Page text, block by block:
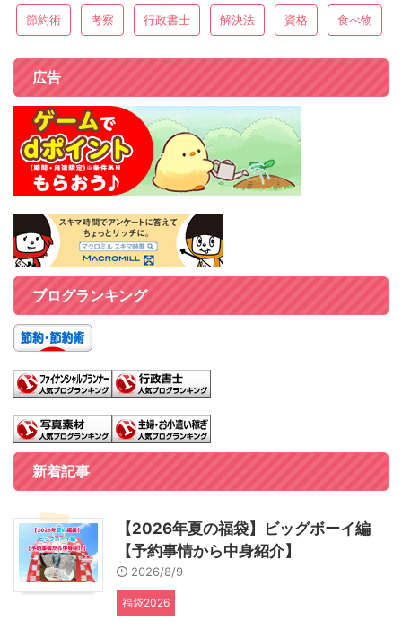
節約術 考察 行政書士 解決法 資格 食べ物
広告
ブログランキング
新着記事
【2026年夏の福袋】ビッグボーイ編
【予約事情から中身紹介】
2026/8/9
福袋2026